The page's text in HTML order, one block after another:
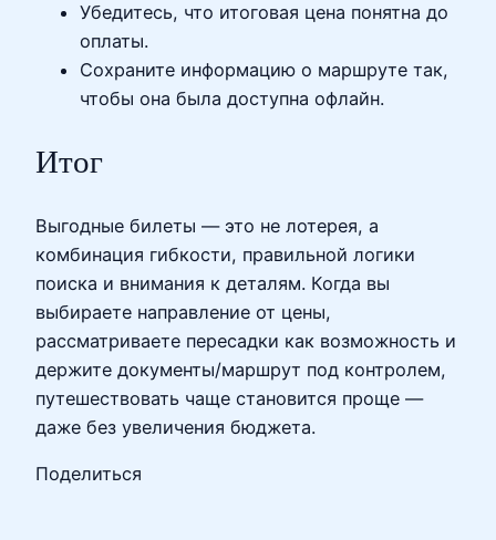
Убедитесь, что итоговая цена понятна до
оплаты.
Сохраните информацию о маршруте так,
чтобы она была доступна офлайн.
Итог
Выгодные билеты — это не лотерея, а
комбинация гибкости, правильной логики
поиска и внимания к деталям. Когда вы
выбираете направление от цены,
рассматриваете пересадки как возможность и
держите документы/маршрут под контролем,
путешествовать чаще становится проще —
даже без увеличения бюджета.
Поделиться